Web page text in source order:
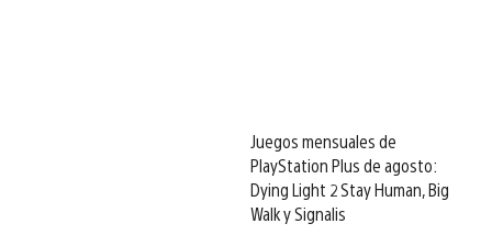
Juegos mensuales de
PlayStation Plus de agosto:
Dying Light 2 Stay Human, Big
Walk y Signalis